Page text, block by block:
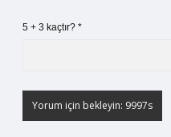
5 + 3 kaçtır? *